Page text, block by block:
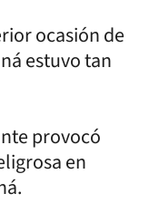
ocasión de
estuvo tan
provocó
en